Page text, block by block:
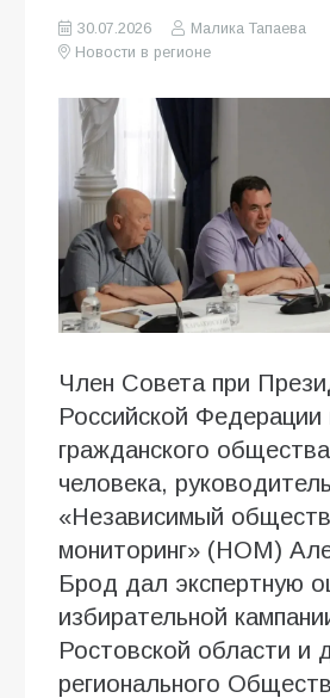
30.07.2026
Малика Тапаева
Новости в регионе
Член Совета при
Российской Федерации
гражданского
человека,
«Независимый
мониторинг» (НОМ)
Брод дал экспертную
избирательной
Ростовской области и
регионального